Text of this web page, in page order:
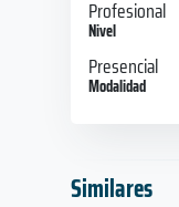
Profesional
Nivel
Presencial
Modalidad
Similares